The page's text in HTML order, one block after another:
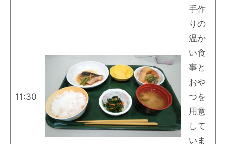
11:30
手作
りの
温か
い食
事と
おや
つを
用意
して
いま